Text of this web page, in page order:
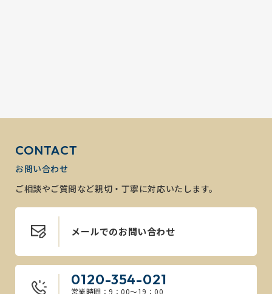
CONTACT
お問い合わせ
ご相談やご質問など親切・丁寧に対応いたします。
メールでのお問い合わせ
0120-354-021
営業時間：9：00～19：00